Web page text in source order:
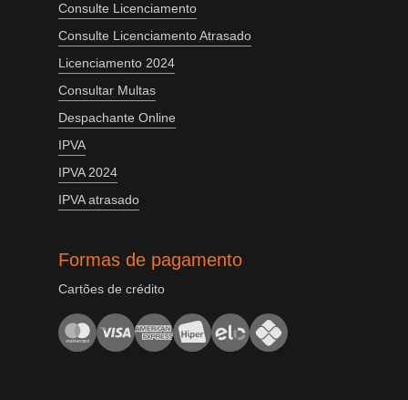
Consulte Licenciamento
Consulte Licenciamento Atrasado
Licenciamento 2024
Consultar Multas
Despachante Online
IPVA
IPVA 2024
IPVA atrasado
Formas de pagamento
Cartões de crédito